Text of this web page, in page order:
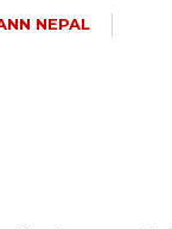
NEPAL